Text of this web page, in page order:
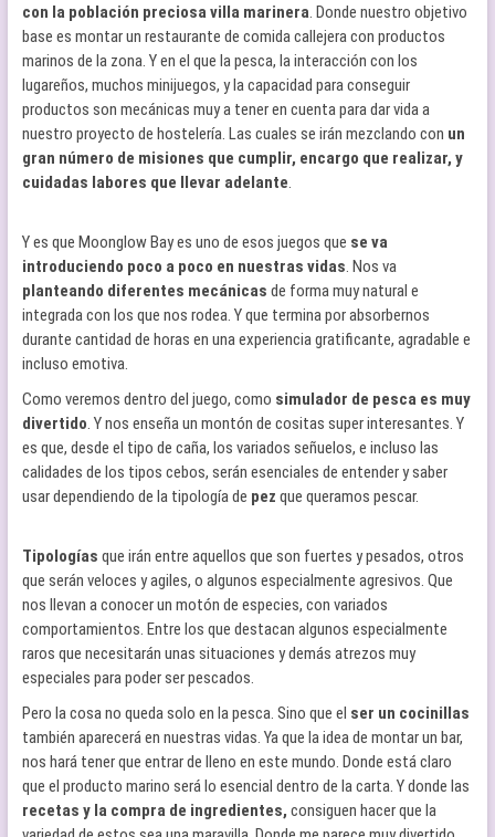
con la población preciosa villa marinera. Donde nuestro objetivo
base es montar un restaurante de comida callejera con productos
marinos de la zona. Y en el que la pesca, la interacción con los
lugareños, muchos minijuegos, y la capacidad para conseguir
productos son mecánicas muy a tener en cuenta para dar vida a
nuestro proyecto de hostelería. Las cuales se irán mezclando con un
gran número de misiones que cumplir, encargo que realizar, y
cuidadas labores que llevar adelante.
Y es que Moonglow Bay es uno de esos juegos que se va
introduciendo poco a poco en nuestras vidas. Nos va
planteando diferentes mecánicas de forma muy natural e
integrada con los que nos rodea. Y que termina por absorbernos
durante cantidad de horas en una experiencia gratificante, agradable e
incluso emotiva.
Como veremos dentro del juego, como simulador de pesca es muy
divertido. Y nos enseña un montón de cositas super interesantes. Y
es que, desde el tipo de caña, los variados señuelos, e incluso las
calidades de los tipos cebos, serán esenciales de entender y saber
usar dependiendo de la tipología de pez que queramos pescar.
Tipologías que irán entre aquellos que son fuertes y pesados, otros
que serán veloces y agiles, o algunos especialmente agresivos. Que
nos llevan a conocer un motón de especies, con variados
comportamientos. Entre los que destacan algunos especialmente
raros que necesitarán unas situaciones y demás atrezos muy
especiales para poder ser pescados.
Pero la cosa no queda solo en la pesca. Sino que el ser un cocinillas
también aparecerá en nuestras vidas. Ya que la idea de montar un bar,
nos hará tener que entrar de lleno en este mundo. Donde está claro
que el producto marino será lo esencial dentro de la carta. Y donde las
recetas y la compra de ingredientes, consiguen hacer que la